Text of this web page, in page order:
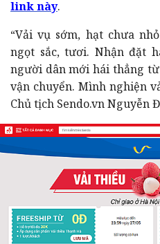
link này.
“Vải vụ sớm, hạt chưa
ngọt sắc, tươi. Nhận đặt
người dân mới hái thẳng
vận chuyển. Mình nghiện
Chủ tịch Sendo.vn Nguyễn